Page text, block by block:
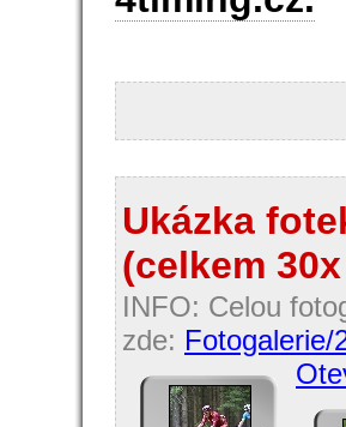
Ukázka
(celkem
INFO: Celou
zde: Fotogalerie/